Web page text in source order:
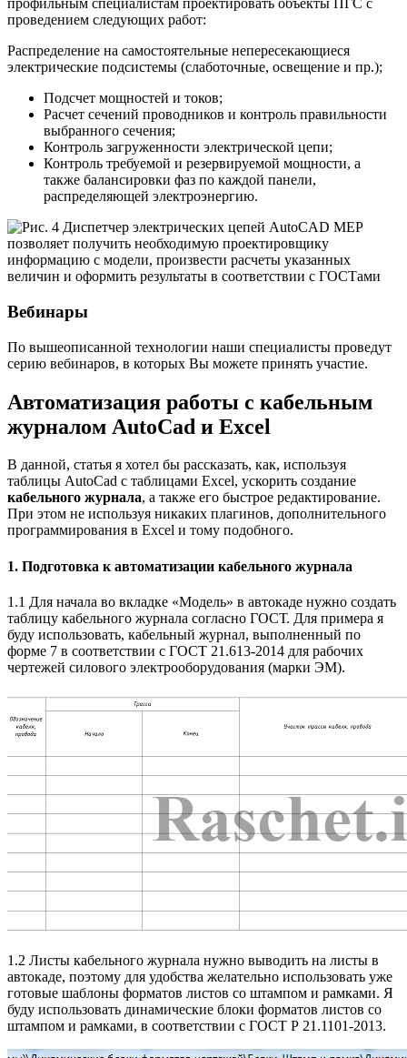
профильным специалистам проектировать объекты ПГС с
проведением следующих работ:
Распределение на самостоятельные непересекающиеся
электрические подсистемы (слаботочные, освещение и пр.);
Подсчет мощностей и токов;
Расчет сечений проводников и контроль правильности
выбранного сечения;
Контроль загруженности электрической цепи;
Контроль требуемой и резервируемой мощности, а
также балансировки фаз по каждой панели,
распределяющей электроэнергию.
Вебинары
По вышеописанной технологии наши специалисты проведут
серию вебинаров, в которых Вы можете принять участие.
Автоматизация работы с кабельным
журналом AutoCad и Excel
В данной, статья я хотел бы рассказать, как, используя
таблицы AutoCad с таблицами Excel, ускорить создание
кабельного журнала, а также его быстрое редактирование.
При этом не используя никаких плагинов, дополнительного
программирования в Excel и тому подобного.
1. Подготовка к автоматизации кабельного журнала
1.1 Для начала во вкладке «Модель» в автокаде нужно создать
таблицу кабельного журнала согласно ГОСТ. Для примера я
буду использовать, кабельный журнал, выполненный по
форме 7 в соответствии с ГОСТ 21.613-2014 для рабочих
чертежей силового электрооборудования (марки ЭМ).
1.2 Листы кабельного журнала нужно выводить на листы в
автокаде, поэтому для удобства желательно использовать уже
готовые шаблоны форматов листов со штампом и рамками. Я
буду использовать динамические блоки форматов листов со
штампом и рамками, в соответствии с ГОСТ Р 21.1101-2013.